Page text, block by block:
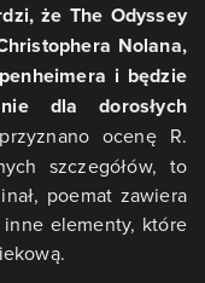
że The Odyssey
Nolana,
i będzie
dla dorosłych
ocenę R.
szczegółów, to
poemat zawiera
elementy, które